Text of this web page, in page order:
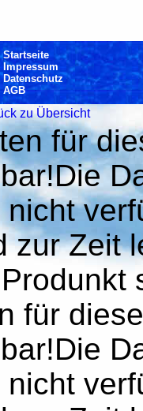
Startseite
Impressum
Datenschutz
AGB
zu Übersicht
für
nicht
zur Zeit
für
nicht